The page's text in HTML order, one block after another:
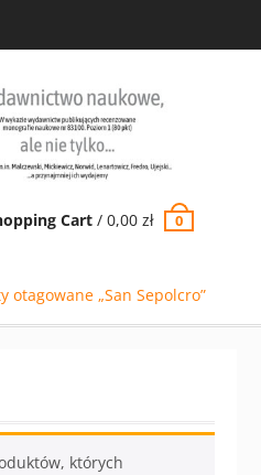
Cart /0,00zł 0
otagowane „San Sepolcro”
których